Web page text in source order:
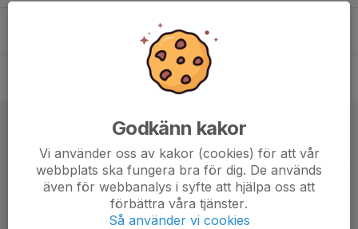
Poolspel P H -2016
Allaktivitetshuset, Rockneby 3-manna
13:45
Match mot CL98IC P16/3
Poolspel P H -2016
Allaktivitetshuset, Rockneby 3-manna
Godkänn kakor
Vi använder oss av kakor (cookies) för att vår
webbplats ska fungera bra för dig. De används
även för webbanalys i syfte att hjälpa oss att
förbättra våra tjänster.
Så använder vi cookies